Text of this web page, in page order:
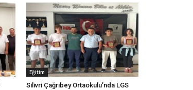
Eğitim
Silivri Çağrıbey Ortaokulu’nda LGS